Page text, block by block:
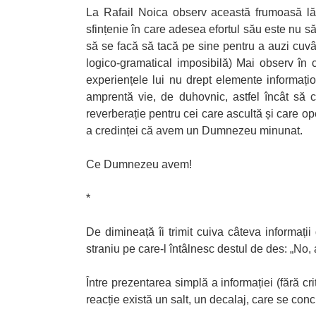
La Rafail Noica observ această frumoasă
sfințenie în care adesea efortul său este nu
să se facă să tacă pe sine pentru a auzi
logico-gramatical imposibilă) Mai observ
experiențele lui nu drept elemente
amprentă vie, de duhovnic, astfel încât să
reverberație pentru cei care ascultă și care
a credinței că avem un Dumnezeu minunat.
Ce Dumnezeu avem!
*
De dimineață îi trimit cuiva câteva
straniu pe care-l întâlnesc destul de des:
Între prezentarea simplă a informației (fără
reacție există un salt, un decalaj, care se